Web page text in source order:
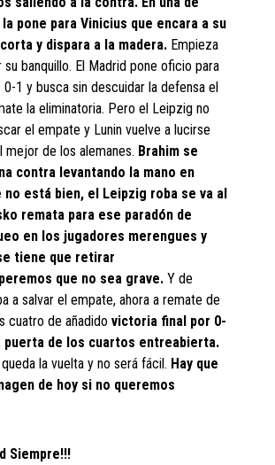
pone para Vinicius que encara a su
y dispara a la madera. Empieza
su banquillo. El Madrid pone oficio para
1 y busca sin descuidar la defensa el
la eliminatoria. Pero el Leipzig no
el empate y Lunin vuelve a lucirse
mejor de los alemanes. Brahim se
contra levantando la mano en
no está bien, el Leipzig roba se va al
remata para ese paradón de
en los jugadores merengues y
tiene que retirar
que no sea grave.Y de
a salvar el empate, ahora a remate de
cuatro de añadidovictoria final por 0-
puerta de los cuartos entreabierta.
la vuelta y no será fácil. Hay que
de hoy si no queremos
Siempre!!!